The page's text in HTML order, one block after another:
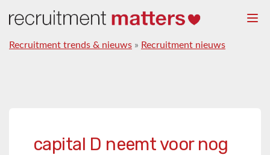
Recruitment trends & nieuws » Recruitment nieuws
capital D neemt voor nog